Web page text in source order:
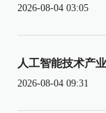
2026-08-04 03:05
人工智能技术产
2026-08-04 09:31